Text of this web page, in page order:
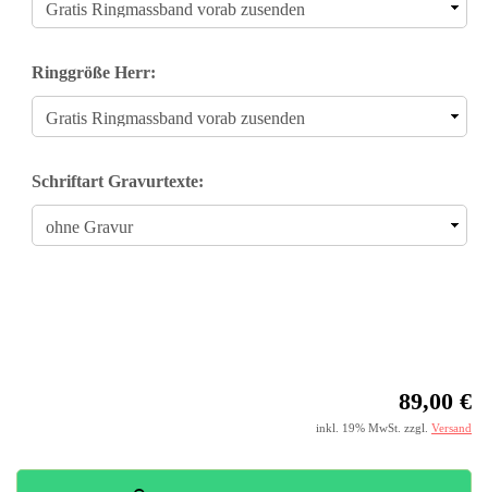
Ringgröße Herr:
Schriftart Gravurtexte:
89,00 €
inkl. 19% MwSt. zzgl. Versand